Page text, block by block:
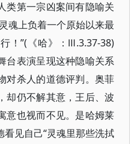
类第一宗凶案间有隐喻关
魂上负着一个原始以来最
！”(《哈》：Ⅲ.3.37-38)
台表演呈现这种隐喻关系
对杀人的道德评判。奥菲
却仍不解其意，王后、波
意也视而不见。是哈姆莱
见自己“灵魂里那些洗拭